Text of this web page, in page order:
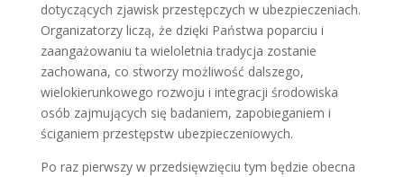
dotyczących zjawisk przestępczych w ubezpieczeniach.
Organizatorzy liczą, że dzięki Państwa poparciu i
zaangażowaniu ta wieloletnia tradycja zostanie
zachowana, co stworzy możliwość dalszego,
wielokierunkowego rozwoju i integracji środowiska
osób zajmujących się badaniem, zapobieganiem i
ściganiem przestępstw ubezpieczeniowych.
Po raz pierwszy w przedsięwzięciu tym będzie obecna